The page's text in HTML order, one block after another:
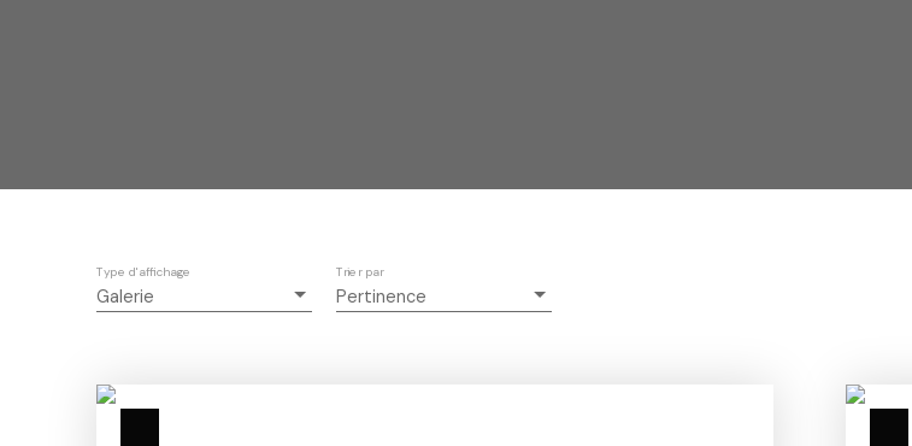
Galerie
Type d'affichage
Pertinence
Trier par